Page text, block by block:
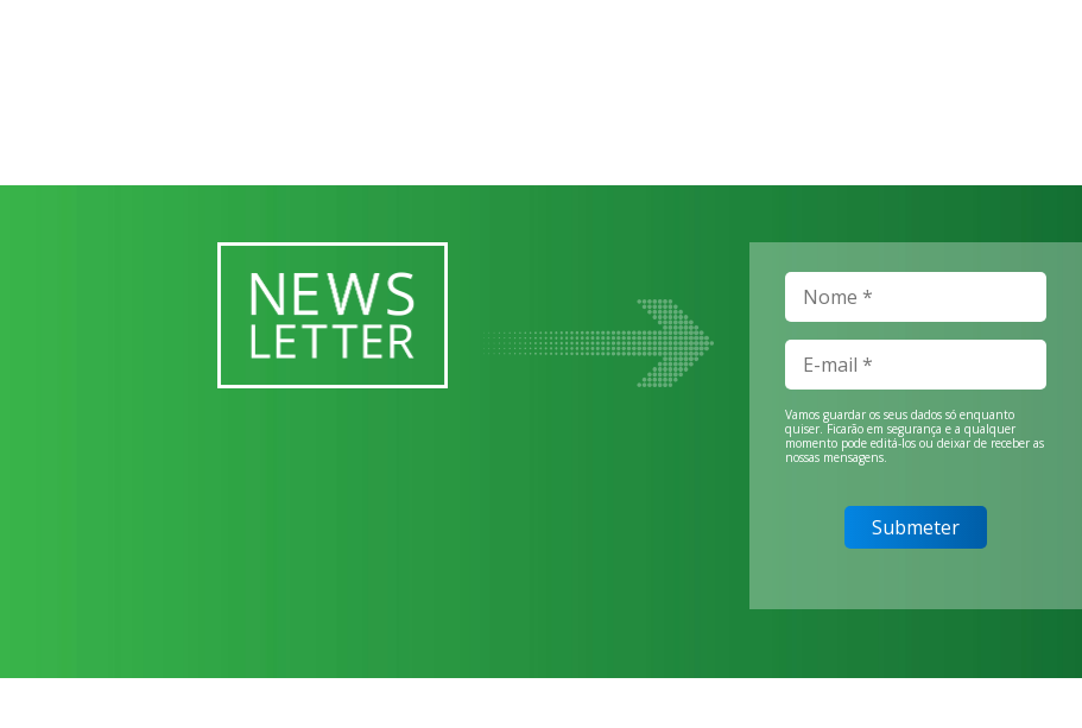
Vamos guardar os seus dados só enquanto
quiser. Ficarão em segurança e a qualquer
momento pode editá-los ou deixar de receber as
nossas mensagens.